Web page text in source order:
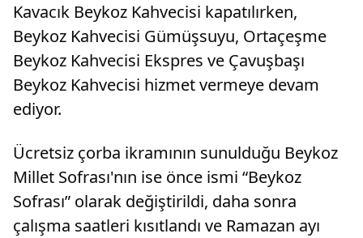
Kavacık Beykoz Kahvecisi kapatılırken,
Beykoz Kahvecisi Gümüşsuyu, Ortaçeşme
Beykoz Kahvecisi Ekspres ve Çavuşbaşı
Beykoz Kahvecisi hizmet vermeye devam
ediyor.
Ücretsiz çorba ikramının sunulduğu Beykoz
Millet Sofrası'nın ise önce ismi “Beykoz
Sofrası” olarak değiştirildi, daha sonra
çalışma saatleri kısıtlandı ve Ramazan ayı